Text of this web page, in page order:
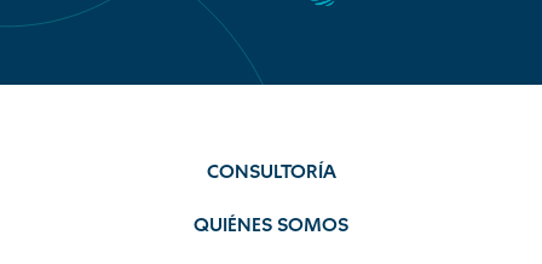
CONSULTORÍA
QUIÉNES SOMOS